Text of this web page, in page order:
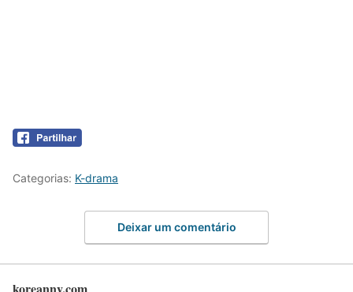
Categorias: K-drama
Deixar um comentário